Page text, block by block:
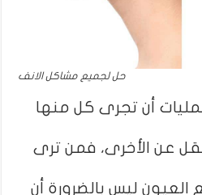
حل لجميع مشاكل الانف
أن تجرى كل منها
عن الأخرى، فمن ترى
العيون ليس بالضرورة أن